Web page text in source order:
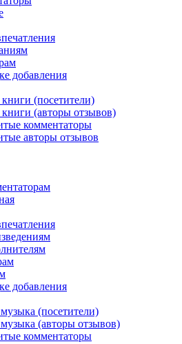
добавления
(посетители)
(авторы отзывов)
комментаторы
авторы отзывов
добавления
(посетители)
(авторы отзывов)
комментаторы